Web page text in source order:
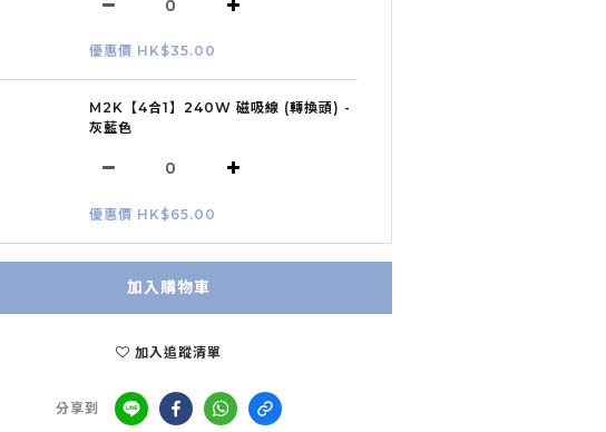
優惠價 HK$35.00
M2K【4合1】240W 磁吸線 (轉換頭) -
灰藍色
優惠價 HK$65.00
加入購物車
加入追蹤清單
分享到